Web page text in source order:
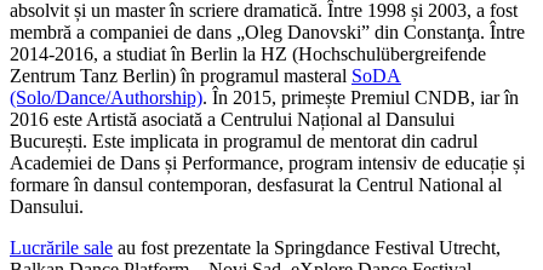
absolvit și un master în scriere dramatică. Între 1998 și 2003, a fost
membră a companiei de dans „Oleg Danovski” din Constanţa. Între
2014-2016, a studiat în Berlin la HZ (Hochschulübergreifende
Zentrum Tanz Berlin) în programul masteral SoDA
(Solo/Dance/Authorship). În 2015, primește Premiul CNDB, iar în
2016 este Artistă asociată a Centrului Național al Dansului
București. Este implicata in programul de mentorat din cadrul
Academiei de Dans și Performance, program intensiv de educație și
formare în dansul contemporan, desfasurat la Centrul National al
Dansului.
Lucrările sale au fost prezentate la Springdance Festival Utrecht,